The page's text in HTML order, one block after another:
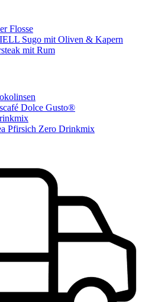
Flosse
Sugo mit Oliven & Kapern
mit Rum
Dolce Gusto®
Pfirsich Zero Drinkmix